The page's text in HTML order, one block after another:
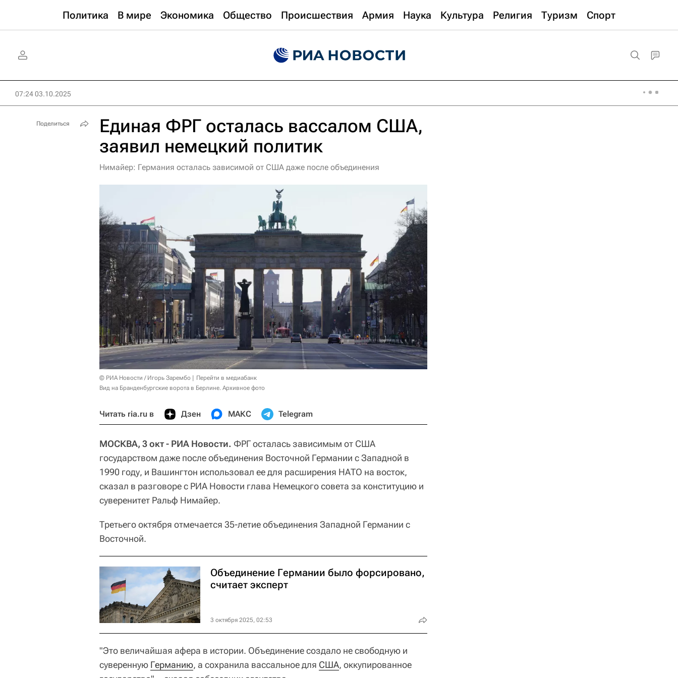
Политика В мире Экономика Общество Происшествия Армия Наука Культура Религия Туризм Спорт
07:24 03.10.2025
Единая ФРГ осталась вассалом США,
заявил немецкий политик
Нимайер: Германия осталась зависимой от США даже после объединения
© РИА Новости / Игорь Зарембо
Перейти в медиабанк
Вид на Бранденбургские ворота в Берлине. Архивное фото
Читать ria.ru в Дзен МАКС Telegram
МОСКВА, 3 окт - РИА Новости. ФРГ осталась зависимым от США
государством даже после объединения Восточной Германии с Западной в
1990 году, и Вашингтон использовал ее для расширения НАТО на восток,
сказал в разговоре с РИА Новости глава Немецкого совета за конституцию и
суверенитет Ральф Нимайер.
Третьего октября отмечается 35-летие объединения Западной Германии с
Восточной.
Объединение Германии было форсировано,
считает эксперт
3 октября 2025, 02:53
"Это величайшая афера в истории. Объединение создало не свободную и
суверенную Германию, а сохранила вассальное для США, оккупированное
Поделиться